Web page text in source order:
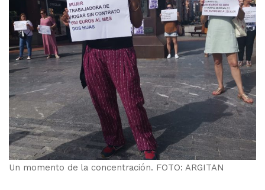
Un momento de la concentración. FOTO: ARGITAN